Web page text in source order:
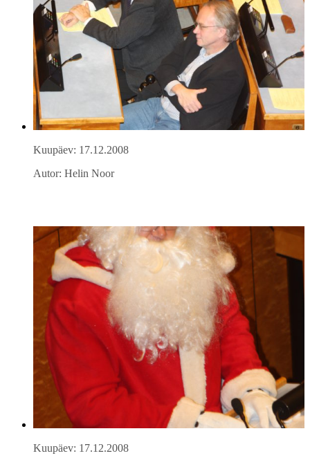
Kuupäev: 17.12.2008
Autor: Helin Noor
Kuupäev: 17.12.2008